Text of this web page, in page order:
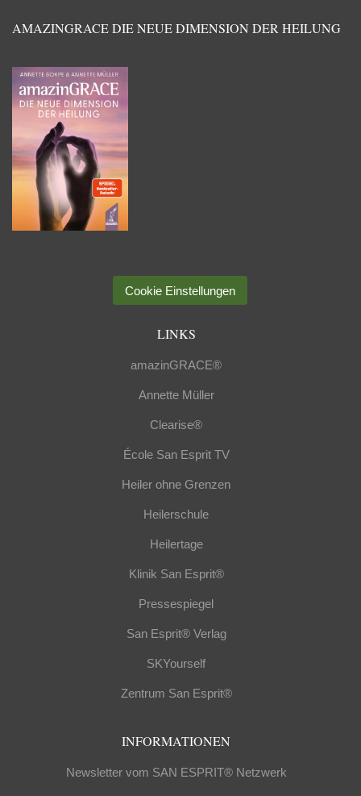
AMAZINGRACE DIE NEUE DIMENSION DER HEILUNG
Cookie Einstellungen
LINKS
amazinGRACE®
Annette Müller
Clearise®
École San Esprit TV
Heiler ohne Grenzen
Heilerschule
Heilertage
Klinik San Esprit®
Pressespiegel
San Esprit® Verlag
SKYourself
Zentrum San Esprit®
INFORMATIONEN
Newsletter vom SAN ESPRIT® Netzwerk